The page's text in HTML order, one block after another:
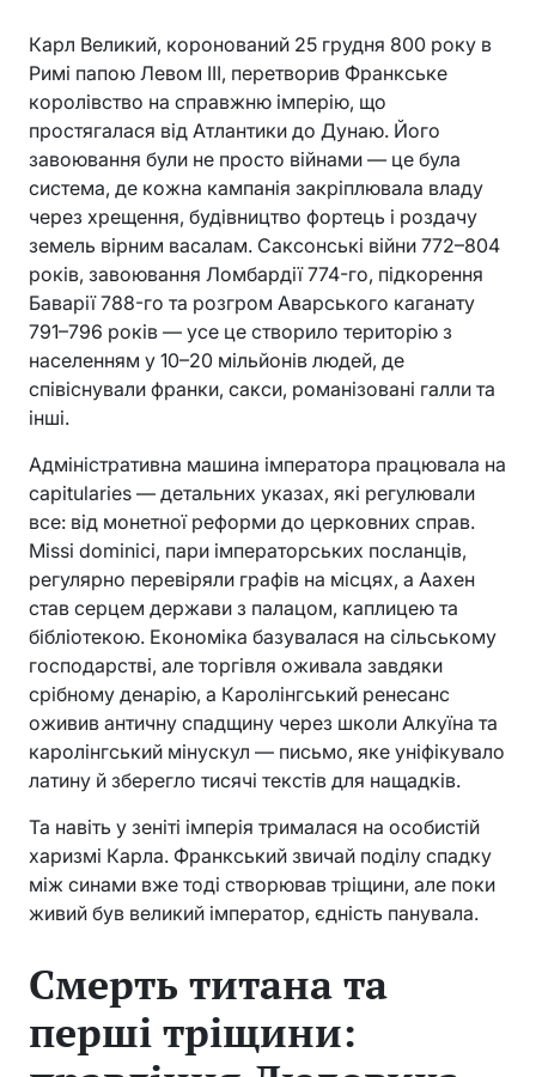
Карл Великий, коронований 25 грудня 800 року в
Римі папою Левом III, перетворив Франкське
королівство на справжню імперію, що
простягалася від Атлантики до Дунаю. Його
завоювання були не просто війнами — це була
система, де кожна кампанія закріплювала владу
через хрещення, будівництво фортець і роздачу
земель вірним васалам. Саксонські війни 772–804
років, завоювання Ломбардії 774-го, підкорення
Баварії 788-го та розгром Аварського каганату
791–796 років — усе це створило територію з
населенням у 10–20 мільйонів людей, де
співіснували франки, сакси, романізовані галли та
інші.
Адміністративна машина імператора працювала на
capitularies — детальних указах, які регулювали
все: від монетної реформи до церковних справ.
Missi dominici, пари імператорських посланців,
регулярно перевіряли графів на місцях, а Аахен
став серцем держави з палацом, каплицею та
бібліотекою. Економіка базувалася на сільському
господарстві, але торгівля оживала завдяки
срібному денарію, а Каролінгський ренесанс
оживив античну спадщину через школи Алкуїна та
каролінгський мінускул — письмо, яке уніфікувало
латину й зберегло тисячі текстів для нащадків.
Та навіть у зеніті імперія трималася на особистій
харизмі Карла. Франкський звичай поділу спадку
між синами вже тоді створював тріщини, але поки
живий був великий імператор, єдність панувала.
Смерть титана та
перші тріщини: